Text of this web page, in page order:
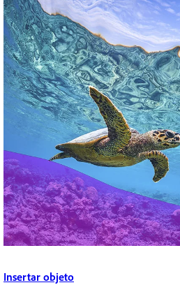
Insertar objeto